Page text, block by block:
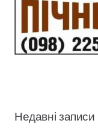
Недавні записи